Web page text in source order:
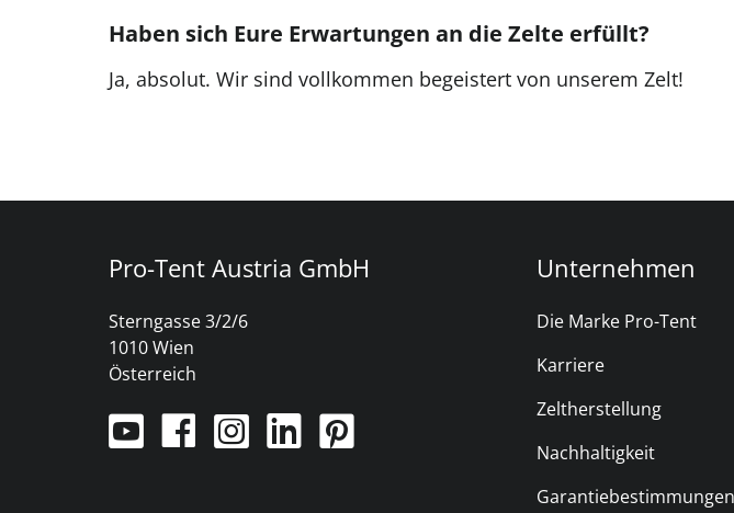
Haben sich Eure Erwartungen an die Zelte erfüllt?
Ja, absolut. Wir sind vollkommen begeistert von unserem Zelt!
Pro-Tent Austria GmbH
Sterngasse 3/2/6
1010 Wien
Österreich
Unternehmen
Die Marke Pro-Tent
Karriere
Zeltherstellung
Nachhaltigkeit
Garantiebestimmungen